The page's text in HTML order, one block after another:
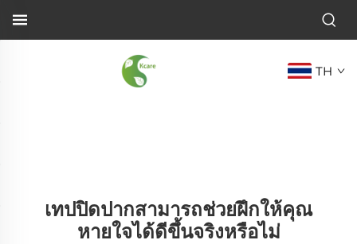
TH
เทปปิดปากสามารถช่วยฝึกให้คุณ
หายใจได้ดีขึ้นจริงหรือไม่